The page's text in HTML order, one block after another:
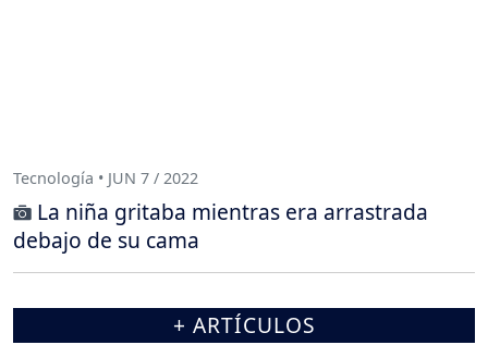
Tecnología • JUN 7 / 2022
La niña gritaba mientras era arrastrada
debajo de su cama
+ ARTÍCULOS